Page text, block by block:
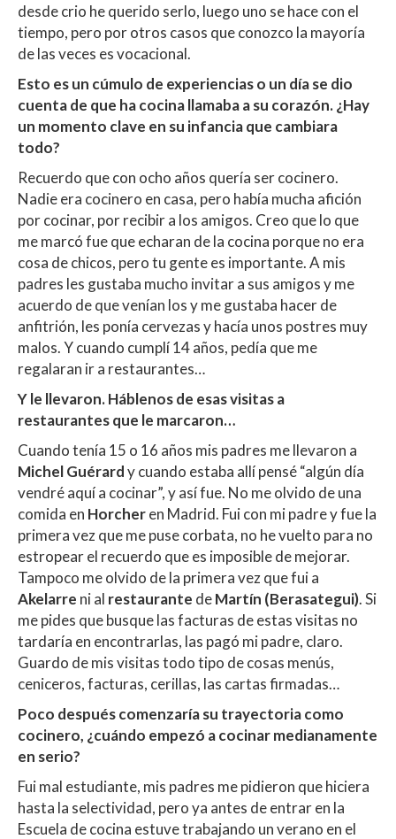
desde crio he querido serlo, luego uno se hace con el
tiempo, pero por otros casos que conozco la mayoría
de las veces es vocacional.
Esto es un cúmulo de experiencias o un día se dio
cuenta de que ha cocina llamaba a su corazón. ¿Hay
un momento clave en su infancia que cambiara
todo?
Recuerdo que con ocho años quería ser cocinero.
Nadie era cocinero en casa, pero había mucha afición
por cocinar, por recibir a los amigos. Creo que lo que
me marcó fue que echaran de la cocina porque no era
cosa de chicos, pero tu gente es importante. A mis
padres les gustaba mucho invitar a sus amigos y me
acuerdo de que venían los y me gustaba hacer de
anfitrión, les ponía cervezas y hacía unos postres muy
malos. Y cuando cumplí 14 años, pedía que me
regalaran ir a restaurantes…
Y le llevaron. Háblenos de esas visitas a
restaurantes que le marcaron…
Cuando tenía 15 o 16 años mis padres me llevaron a
Michel Guérardy cuando estaba allí pensé “algún día
vendré aquí a cocinar”, y así fue. No me olvido de una
comida en Horcheren Madrid. Fui con mi padre y fue la
primera vez que me puse corbata, no he vuelto para no
estropear el recuerdo que es imposible de mejorar.
Tampoco me olvido de la primera vez que fui a
Akelarre ni al restaurante deMartín (Berasategui). Si
me pides que busque las facturas de estas visitas no
tardaría en encontrarlas, las pagó mi padre, claro.
Guardo de mis visitas todo tipo de cosas menús,
ceniceros, facturas, cerillas, las cartas firmadas…
Poco después comenzaría su trayectoria como
cocinero, ¿cuándo empezó a cocinar medianamente
en serio?
Fui mal estudiante, mis padres me pidieron que hiciera
hasta la selectividad, pero ya antes de entrar en la
Escuela de cocina estuve trabajando un verano en el